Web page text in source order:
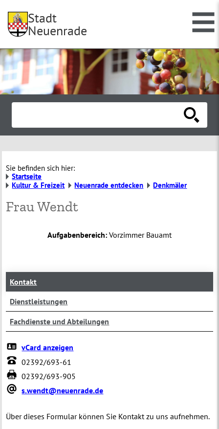
Stadt
Neuenrade
Sie befinden sich hier:
Startseite
Kultur & Freizeit
Neuenrade entdecken Denkmäler
Frau Wendt
Aufgabenbereich: Vorzimmer Bauamt
Kontakt
Dienstleistungen
Fachdienste und Abteilungen
vCard anzeigen
02392/693-61
02392/693-905
s.wendt@neuenrade.de
Über dieses Formular können Sie Kontakt zu uns aufnehmen.